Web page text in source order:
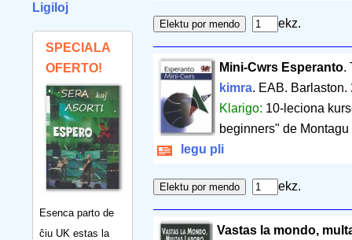
Ligiloj
SPECIALA
OFERTO!
Esenca parto de
ĉiu UK estas la
ekz.
Mini-Cwrs Esperanto.
kimra. EAB. Barlaston.
Klarigo: 10-leciona
beginners" de Montagu
legu pli
ekz.
Vastas la mondo,